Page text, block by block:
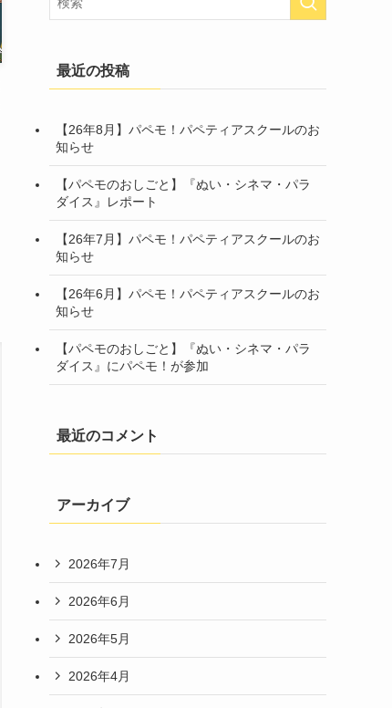
最近の投稿
【26年8月】パペモ！パペティアスクールのお
知らせ
【パペモのおしごと】『ぬい・シネマ・パラ
ダイス』レポート
【26年7月】パペモ！パペティアスクールのお
知らせ
【26年6月】パペモ！パペティアスクールのお
知らせ
【パペモのおしごと】『ぬい・シネマ・パラ
ダイス』にパペモ！が参加
最近のコメント
アーカイブ
2026年7月
2026年6月
2026年5月
2026年4月